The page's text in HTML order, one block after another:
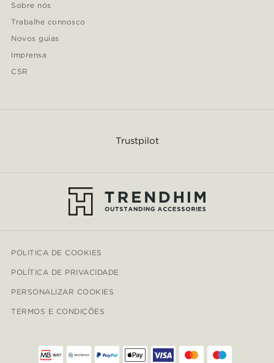
Sobre nós
Trabalhe connosco
Novos guias
Imprensa
CSR
Trustpilot
POLITICA DE COOKIES
POLÍTICA DE PRIVACIDADE
PERSONALIZAR COOKIES
TERMOS E CONDIÇÕES